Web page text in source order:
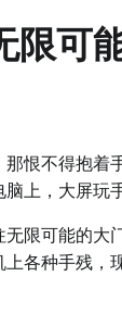
限可
恨不得抱着
上，大屏玩
限可能的大
各种手残，